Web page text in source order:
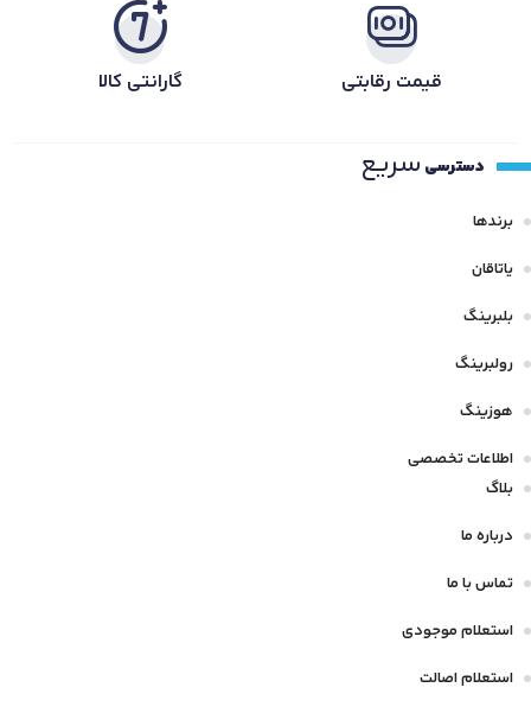
قیمت رقابتی گارانتی کالا
دسترسی سریع
برندها
یاتاقان
بلبرینگ
رولبرینگ
هوزینگ
اطلاعات تخصصی
بلاگ
درباره ما
تماس با ما
استعلام موجودی
استعلام اصالت